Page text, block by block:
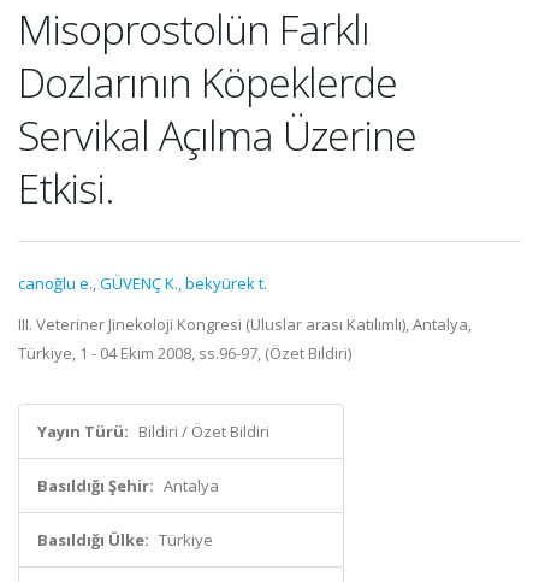
Misoprostolün Farklı
Dozlarının Köpeklerde
Servikal Açılma Üzerine
Etkisi.
canoğlu e.,GÜVENÇ K.,bekyürek t.
III. Veteriner Jinekoloji Kongresi (Uluslar arası Katılımlı), Antalya,
Türkiye, 1 - 04 Ekim 2008, ss.96-97, (Özet Bildiri)
Yayın Türü: Bildiri / Özet Bildiri
Basıldığı Şehir: Antalya
Basıldığı Ülke: Türkiye